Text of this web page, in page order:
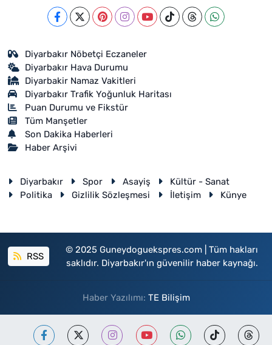
Diyarbakır Nöbetçi Eczaneler
Diyarbakır Hava Durumu
Diyarbakir Namaz Vakitleri
Diyarbakır Trafik Yoğunluk Haritası
Puan Durumu ve Fikstür
Tüm Manşetler
Son Dakika Haberleri
Haber Arşivi
Diyarbakır Spor Asayiş
Kültür - Sanat
Politika
Gizlilik Sözleşmesi İletişim Künye
RSS
© 2025 Guneydoguekspres.com | Tüm hakları
saklıdır. Diyarbakır'ın güvenilir haber kaynağı.
Haber Yazılımı: TE Bilişim